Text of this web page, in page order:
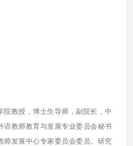
院教授，博士生导师，副院长，中
语教师教育与发展专业委员会秘书
师发展中心专家委员会委员。研究